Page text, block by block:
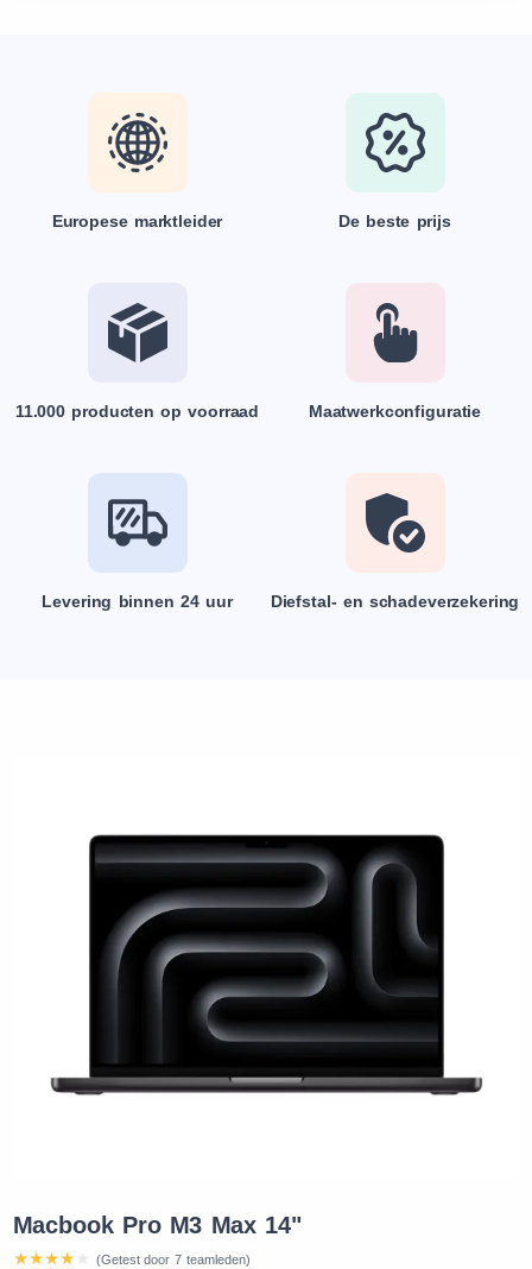
Europese marktleider De beste prijs
11.000 producten op voorraad Maatwerkconfiguratie
Levering binnen 24 uur Diefstal- en schadeverzekering
Macbook Pro M3 Max 14"
(Getest door 7 teamleden)